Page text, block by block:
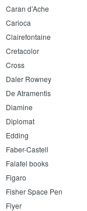
Caran d’Ache
Carioca
Clairefontaine
Cretacolor
Cross
Daler Rowney
De Atramentis
Diamine
Diplomat
Edding
Faber-Castell
Falafel books
Figaro
Fisher Space Pen
Flyer